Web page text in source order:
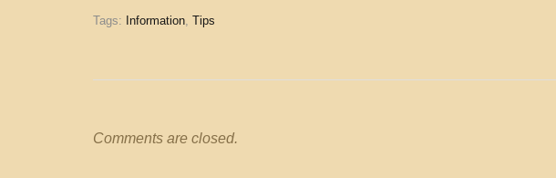
Tags: Information, Tips
Comments are closed.